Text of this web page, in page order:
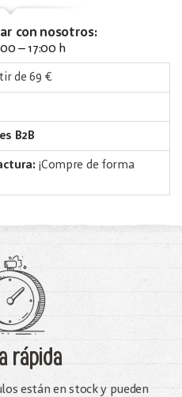
con nosotros:
– 17:00 h
de 69 €
B2B
¡Compre de forma
rápida
están en stock y pueden